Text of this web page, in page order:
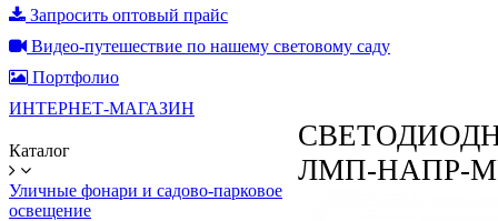
Запросить оптовый прайс
Видео-путешествие по нашему световому саду
Портфолио
ИНТЕРНЕТ-МАГАЗИН
Каталог
Уличные фонари и садово-парковое
освещение
ЛМП-НАПР-